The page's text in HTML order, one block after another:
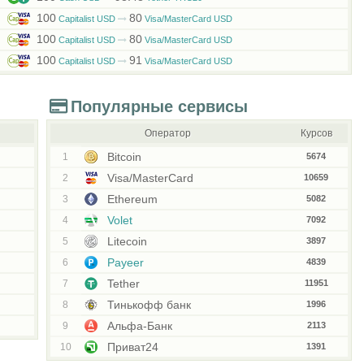
100Capitalist USD 80Visa/MasterCard USD
100Capitalist USD 80Visa/MasterCard USD
100Capitalist USD 91 Visa/MasterCard USD
Популярные сервисы
Оператор Курсов
1 Bitcoin 5674
2 Visa/MasterCard 10659
3 Ethereum 5082
4 Volet 7092
5 Litecoin 3897
6 Payeer 4839
7 Tether 11951
8 Тинькофф банк 1996
9 Альфа-Банк 2113
10 Приват24 1391